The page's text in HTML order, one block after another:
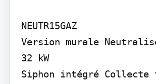
NEUTR15GAZ
Version murale
32 kW
Siphon intégré Collecte